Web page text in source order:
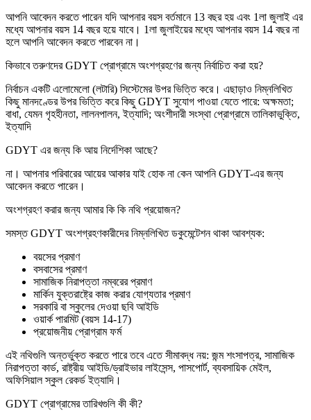
আপনি আবেদন করতে পারেন যদি আপনার বয়স বর্তমানে 13 বছর হয় এবং 1লা জুলাই এর
মধ্যে আপনার বয়স 14 বছর হয়ে যাবে। 1লা জুলাইয়ের মধ্যে আপনার বয়স 14 বছর না
হলে আপনি আবেদন করতে পারবেন না।
কিভাবে তরুণদের GDYT প্রোগ্রামে অংশগ্রহণের জন্য নির্বাচিত করা হয়?
নির্বাচন একটি এলোমেলো (লটারি) সিস্টেমের উপর ভিত্তি করে। এছাড়াও নিম্নলিখিত
কিছু মানদণ্ডের উপর ভিত্তি করে কিছু GDYT সুযোগ পাওয়া যেতে পারে: অক্ষমতা;
বাধা, যেমন গৃহহীনতা, লালনপালন, ইত্যাদি; অংশীদারী সংস্থা প্রোগ্রামে তালিকাভুক্তি,
ইত্যাদি
GDYT এর জন্য কি আয় নির্দেশিকা আছে?
না। আপনার পরিবারের আয়ের আকার যাই হোক না কেন আপনি GDYT-এর জন্য
আবেদন করতে পারেন।
অংশগ্রহণ করার জন্য আমার কি কি নথি প্রয়োজন?
সমস্ত GDYT অংশগ্রহণকারীদের নিম্নলিখিত ডকুমেন্টেশন থাকা আবশ্যক:
বয়সের প্রমাণ
বসবাসের প্রমাণ
সামাজিক নিরাপত্তা নম্বরের প্রমাণ
মার্কিন যুক্তরাষ্ট্রে কাজ করার যোগ্যতার প্রমাণ
সরকারি বা স্কুলের দেওয়া ছবি আইডি
ওয়ার্ক পারমিট (বয়স 14-17)
প্রয়োজনীয় প্রোগ্রাম ফর্ম
এই নথিগুলি অন্তর্ভুক্ত করতে পারে তবে এতে সীমাবদ্ধ নয়: জন্ম শংসাপত্র, সামাজিক
নিরাপত্তা কার্ড, রাষ্ট্রীয় আইডি/ড্রাইভার লাইসেন্স, পাসপোর্ট, ব্যবসায়িক মেইল,
অফিসিয়াল স্কুল রেকর্ড ইত্যাদি।
GDYT প্রোগ্রামের তারিখগুলি কী কী?